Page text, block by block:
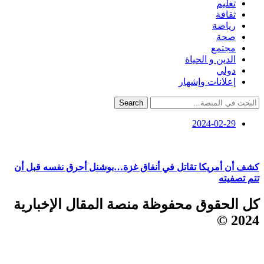
تعليم
ثقافة
رياضة
صحة
مجتمع
الدين و الحياة
دولي
إعلانات وإشهار
Search
2024-02-29
كشف أن أمريكا تقاتل في أنفاق غزة…بوشنل أحرق نفسه قبل أن
تتم تصفيته
كل الحقوق محفوظة منصة المقال الإخبارية
2024 ©